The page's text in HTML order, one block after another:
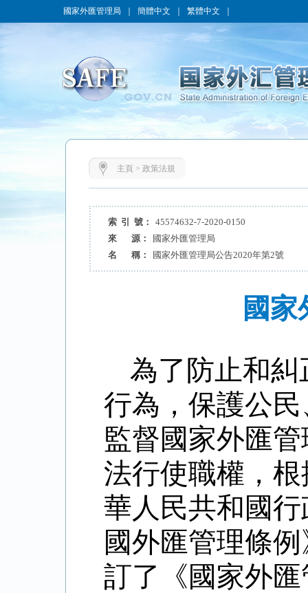
國家外匯管理局 簡體中文 繁體中文
主頁 > 政策法規
索 引 號：
45574632-7-2020-0150
來 源：
國家外匯管理局
名 稱：
國家外匯管理局公告2020年第2號
國家
為了防止和
行為，保護公
監督國家外匯
法行使職權，
華人民共和國
國外匯管理條
訂了《國家外